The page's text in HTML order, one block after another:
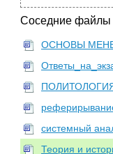
Соседние файлы
ОСНОВЫ
системный
Теория и